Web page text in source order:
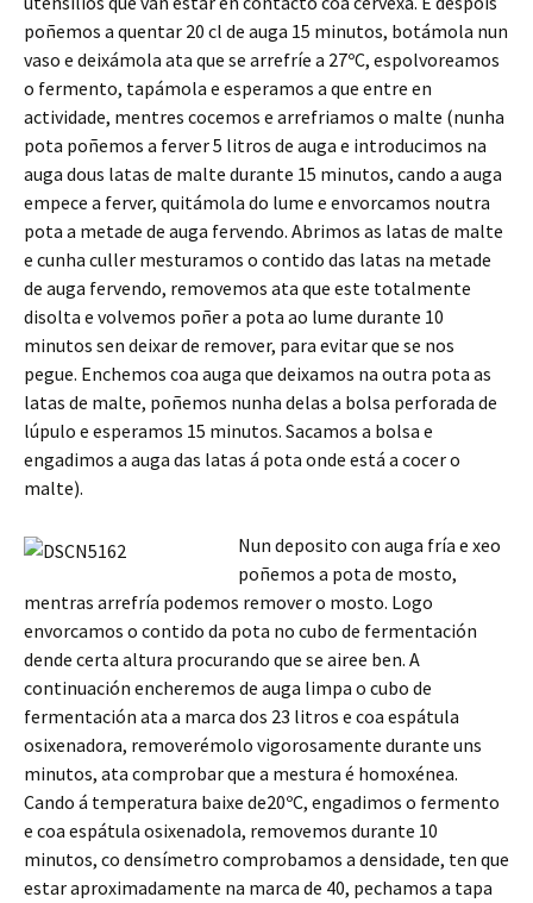
poñemos a quentar 20 cl de auga 15 minutos, botámola nun
vaso e deixámola ata que se arrefríe a 27ºC, espolvoreamos
o fermento, tapámola e esperamos a que entre en
actividade, mentres cocemos e arrefriamos o malte (nunha
pota poñemos a ferver 5 litros de auga e introducimos na
auga dous latas de malte durante 15 minutos, cando a auga
empece a ferver, quitámola do lume e envorcamos noutra
pota a metade de auga fervendo. Abrimos as latas de malte
e cunha culler mesturamos o contido das latas na metade
de auga fervendo, removemos ata que este totalmente
disolta e volvemos poñer a pota ao lume durante 10
minutos sen deixar de remover, para evitar que se nos
pegue. Enchemos coa auga que deixamos na outra pota as
latas de malte, poñemos nunha delas a bolsa perforada de
lúpulo e esperamos 15 minutos. Sacamos a bolsa e
engadimos a auga das latas á pota onde está a cocer o
malte).
Nun deposito con auga fría e xeo
poñemos a pota de mosto,
mentras arrefría podemos remover o mosto. Logo
envorcamos o contido da pota no cubo de fermentación
dende certa altura procurando que se airee ben. A
continuación encheremos de auga limpa o cubo de
fermentación ata a marca dos 23 litros e coa espátula
osixenadora, removerémolo vigorosamente durante uns
minutos, ata comprobar que a mestura é homoxénea.
Cando á temperatura baixe de20ºC, engadimos o fermento
e coa espátula osixenadola, removemos durante 10
minutos, co densímetro comprobamos a densidade, ten que
estar aproximadamente na marca de 40, pechamos a tapa